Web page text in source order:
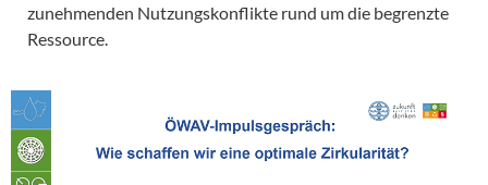
zunehmenden Nutzungskonflikte rund um die begrenzte
Ressource.